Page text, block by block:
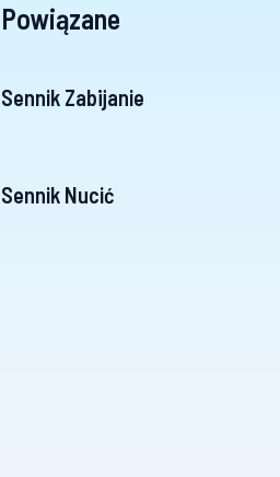
Powiązane
Sennik Zabijanie
Sennik Nucić